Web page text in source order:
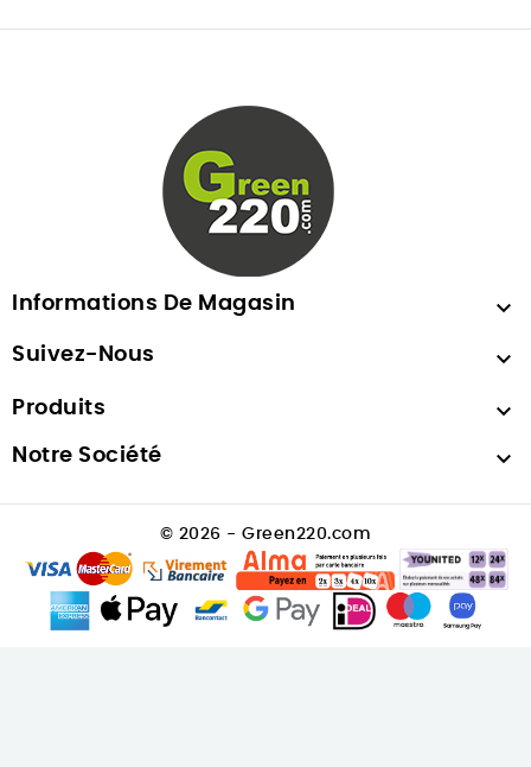
Informations De Magasin 
Suivez-Nous 
Produits 
Notre Société 
© 2026 - Green220.com